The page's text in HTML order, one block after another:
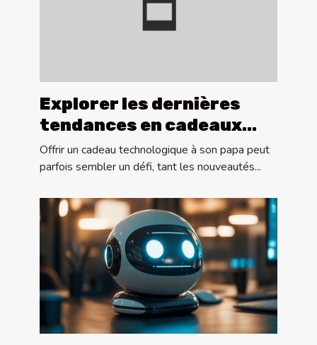
Explorer les dernières
tendances en cadeaux
technologiques pour papa
Offrir un cadeau technologique à son papa peut
parfois sembler un défi, tant les nouveautés...